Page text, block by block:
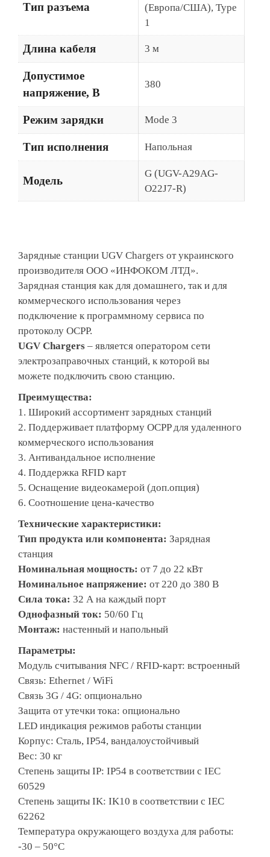
Тип разъема
(Европа/США), Type
1
Длина кабеля 3 м
Допустимое
напряжение, В
380
Режим зарядки Mode 3
Тип исполнения Напольная
Модель
G (UGV-A29AG-
O22J7-R)
Зарядные станции UGV Chargers от украинского
производителя ООО «ИНФОКОМ ЛТД».
Зарядная станция как для домашнего, так и для
коммерческого использования через
подключение к программному сервиса по
протоколу OCPP.
UGV Chargers – является оператором сети
электрозаправочных станций, к которой вы
можете подключить свою станцию.
Преимущества:
1. Широкий ассортимент зарядных станций
2. Поддерживает платформу OCPP для удаленного
коммерческого использования
3. Антивандальное исполнение
4. Поддержка RFID карт
5. Оснащение видеокамерой (доп.опция)
6. Соотношение цена-качество
Технические характеристики:
Тип продукта или компонента: Зарядная
станция
Номинальная мощность: от 7 до 22 кВт
Номинальное напряжение: от 220 до 380 В
Сила тока: 32 А на каждый порт
Однофазный ток: 50/60 Гц
Монтаж: настенный и напольный
Параметры:
Модуль считывания NFC / RFID-карт: встроенный
Связь: Ethernet / WiFi
Связь 3G / 4G: опционально
Защита от утечки тока: опционально
LED индикация режимов работы станции
Корпус: Сталь, IP54, вандалоустойчивый
Вес: 30 кг
Степень защиты IP: IP54 в соответствии с IEC
60529
Степень защиты IK: IK10 в соответствии с IEC
62262
Температура окружающего воздуха для работы:
-30 – 50°C